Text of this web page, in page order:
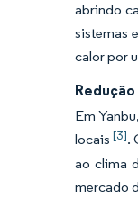
abrindo
sistemas
calor por
Em
locais[3].
ao clima
mercado